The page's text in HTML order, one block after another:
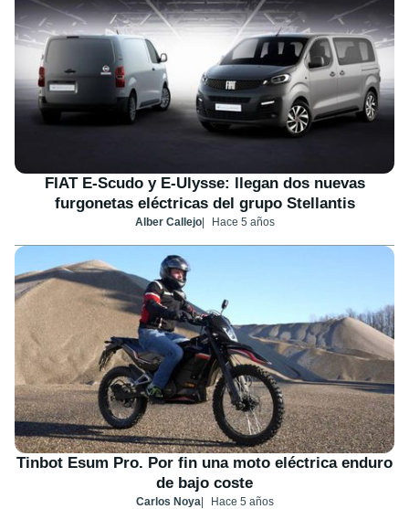
FIAT E-Scudo y E-Ulysse: llegan dos nuevas
furgonetas eléctricas del grupo Stellantis
Alber Callejo Hace 5 años
Tinbot Esum Pro. Por fin una moto eléctrica enduro
de bajo coste
Carlos Noya Hace 5 años